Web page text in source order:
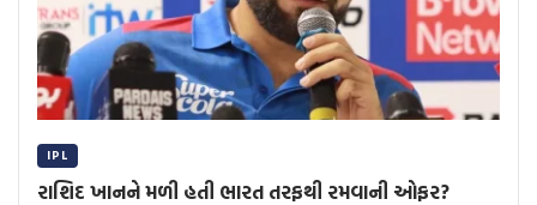
IPL
રાશિદ ખાનને મળી હતી ભારત તરફથી રમવાની ઓફર?